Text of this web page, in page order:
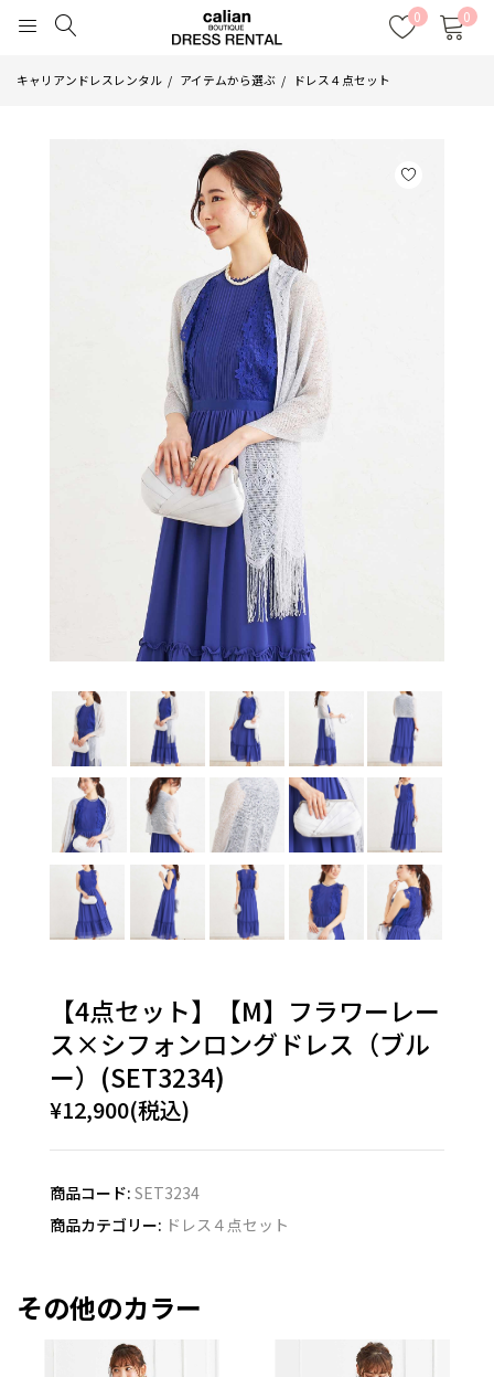
0 0
キャリアンドレスレンタル アイテムから選ぶ ドレス４点セット
【4点セット】【M】フラワーレー
ス×シフォンロングドレス（ブル
ー）(SET3234)
¥12,900(税込)
商品コード: SET3234
商品カテゴリー: ドレス４点セット
その他のカラー